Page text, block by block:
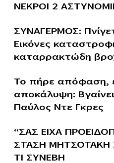
ΝΕΚΡΟΙ 2
ΣΥΝΑΓΕΡΜΟΣ:
Εικόνες
καταρρακτώδη
Το πήρε απόφαση,
αποκάλυψη:
Παύλος Ντε Γκρες
“ΣΑΣ ΕΙΧΑ
ΣΤΑΣΗ ΜΗΤΣΟΤΑΚΗ
ΤΙ ΣΥΝΕΒΗ